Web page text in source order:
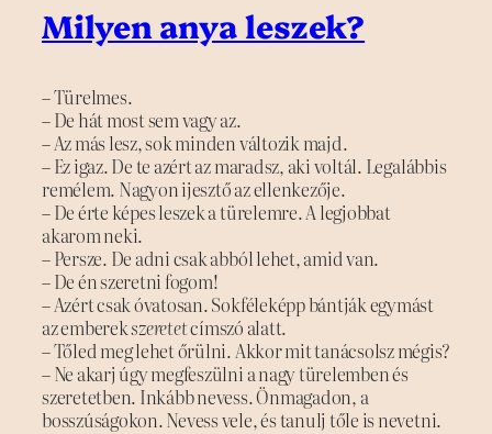
Milyen anya leszek?
– Türelmes.
– De hát most sem vagy az.
– Az más lesz, sok minden változik majd.
– Ez igaz. De te azért az maradsz, aki voltál. Legalábbis
remélem. Nagyon ijesztő az ellenkezője.
– De érte képes leszek a türelemre. A legjobbat
akarom neki.
– Persze. De adni csak abból lehet, amid van.
– De én szeretni fogom!
– Azért csak óvatosan. Sokféleképp bántják egymást
az emberekszeretetcímszó alatt.
– Tőled meg lehet őrülni. Akkor mit tanácsolsz mégis?
– Ne akarj úgy megfeszülni a nagy türelemben és
szeretetben. Inkább nevess. Önmagadon, a
bosszúságokon. Nevess vele, és tanulj tőle is nevetni.